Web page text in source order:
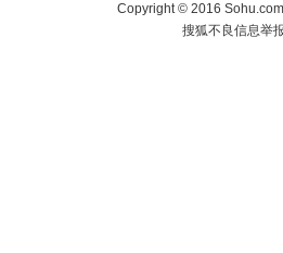
Copyright©2016
搜狐不良信息举